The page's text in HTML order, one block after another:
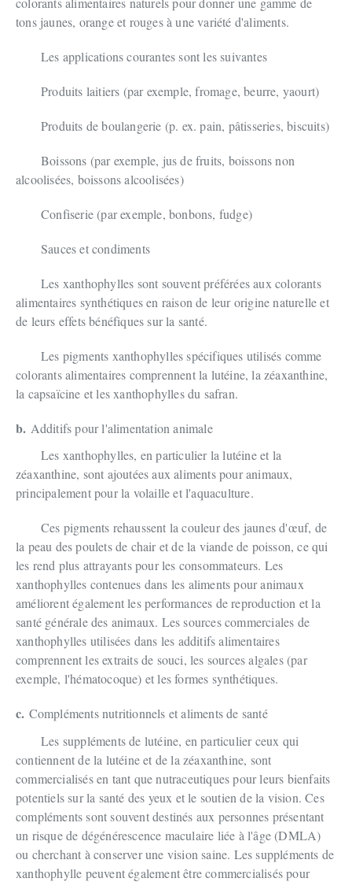
tons jaunes, orange et rouges à une variété d'aliments.
Les applications courantes sont les suivantes
Produits laitiers (par exemple, fromage, beurre, yaourt)
Produits de boulangerie (p. ex. pain, pâtisseries, biscuits)
Boissons (par exemple, jus de fruits, boissons non
alcoolisées, boissons alcoolisées)
Confiserie (par exemple, bonbons, fudge)
Sauces et condiments
Les xanthophylles sont souvent préférées aux colorants
alimentaires synthétiques en raison de leur origine naturelle et
de leurs effets bénéfiques sur la santé.
Les pigments xanthophylles spécifiques utilisés comme
colorants alimentaires comprennent la lutéine, la zéaxanthine,
la capsaïcine et les xanthophylles du safran.
b. Additifs pour l'alimentation animale
Les xanthophylles, en particulier la lutéine et la
zéaxanthine, sont ajoutées aux aliments pour animaux,
principalement pour la volaille et l'aquaculture.
Ces pigments rehaussent la couleur des jaunes d'œuf, de
la peau des poulets de chair et de la viande de poisson, ce qui
les rend plus attrayants pour les consommateurs. Les
xanthophylles contenues dans les aliments pour animaux
améliorent également les performances de reproduction et la
santé générale des animaux. Les sources commerciales de
xanthophylles utilisées dans les additifs alimentaires
comprennent les extraits de souci, les sources algales (par
exemple, l'hématocoque) et les formes synthétiques.
c. Compléments nutritionnels et aliments de santé
Les suppléments de lutéine, en particulier ceux qui
contiennent de la lutéine et de la zéaxanthine, sont
commercialisés en tant que nutraceutiques pour leurs bienfaits
potentiels sur la santé des yeux et le soutien de la vision. Ces
compléments sont souvent destinés aux personnes présentant
un risque de dégénérescence maculaire liée à l'âge (DMLA)
ou cherchant à conserver une vision saine. Les suppléments de
xanthophylle peuvent également être commercialisés pour